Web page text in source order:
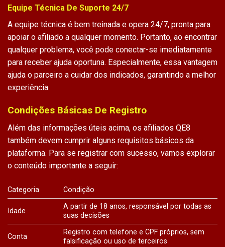
Equipe Técnica De Suporte 24/7
A equipe técnica é bem treinada e opera 24/7, pronta para
apoiar o afiliado a qualquer momento. Portanto, ao encontrar
qualquer problema, você pode conectar-se imediatamente
para receber ajuda oportuna. Especialmente, essa vantagem
ajuda o parceiro a cuidar dos indicados, garantindo a melhor
experiência.
Condições Básicas De Registro
Além das informações úteis acima, os afiliados QE8
também devem cumprir alguns requisitos básicos da
plataforma. Para se registrar com sucesso, vamos explorar
o conteúdo importante a seguir:
Categoria Condição
Idade
A partir de 18 anos, responsável por todas as
suas decisões
Conta
Registro com telefone e CPF próprios, sem
falsificação ou uso de terceiros